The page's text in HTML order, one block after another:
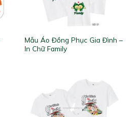
Mẫu Áo Đồng Phục Gia Đình –
In Chữ Family